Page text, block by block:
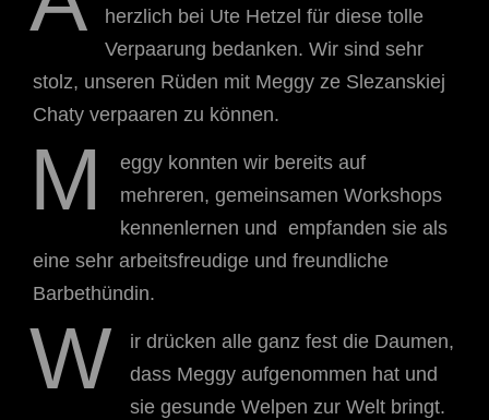
herzlich bei Ute Hetzel für diese tolle
Verpaarung bedanken. Wir sind sehr
stolz, unseren Rüden mit Meggy ze Slezanskiej
Chaty verpaaren zu können.
M
eggy konnten wir bereits auf
mehreren, gemeinsamen Workshops
kennenlernen und empfanden sie als
eine sehr arbeitsfreudige und freundliche
Barbethündin.
W
ir drücken alle ganz fest die Daumen,
dass Meggy aufgenommen hat und
sie gesunde Welpen zur Welt bringt.